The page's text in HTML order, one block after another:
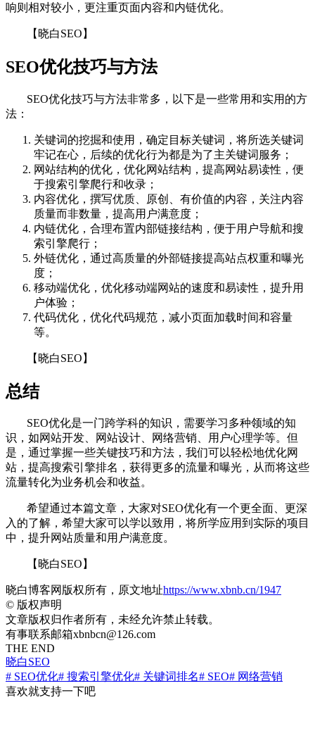
响则相对较小，更注重页面内容和内链优化。
【晓白SEO】
SEO优化技巧与方法
SEO优化技巧与方法非常多，以下是一些常用和实用的方
法：
关键词的挖掘和使用，确定目标关键词，将所选关键词
牢记在心，后续的优化行为都是为了主关键词服务；
网站结构的优化，优化网站结构，提高网站易读性，便
于搜索引擎爬行和收录；
内容优化，撰写优质、原创、有价值的内容，关注内容
质量而非数量，提高用户满意度；
内链优化，合理布置内部链接结构，便于用户导航和搜
索引擎爬行；
外链优化，通过高质量的外部链接提高站点权重和曝光
度；
移动端优化，优化移动端网站的速度和易读性，提升用
户体验；
代码优化，优化代码规范，减小页面加载时间和容量
等。
【晓白SEO】
总结
SEO优化是一门跨学科的知识，需要学习多种领域的知
识，如网站开发、网站设计、网络营销、用户心理学等。但
是，通过掌握一些关键技巧和方法，我们可以轻松地优化网
站，提高搜索引擎排名，获得更多的流量和曝光，从而将这些
流量转化为业务机会和收益。
希望通过本篇文章，大家对SEO优化有一个更全面、更深
入的了解，希望大家可以学以致用，将所学应用到实际的项目
中，提升网站质量和用户满意度。
【晓白SEO】
晓白博客网版权所有，原文地址https://www.xbnb.cn/1947
© 版权声明
文章版权归作者所有，未经允许禁止转载。
有事联系邮箱xbnbcn@126.com
THE END
晓白SEO
# SEO优化# 搜索引擎优化# 关键词排名# SEO# 网络营销
喜欢就支持一下吧